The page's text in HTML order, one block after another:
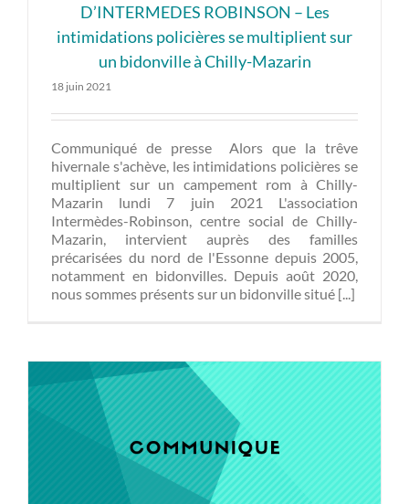
D’INTERMEDES ROBINSON – Les
intimidations policières se multiplient sur
un bidonville à Chilly-Mazarin
18 juin 2021
Communiqué de presse Alors que la trêve
hivernale s'achève, les intimidations policières se
multiplient sur un campement rom à Chilly-
Mazarin lundi 7 juin 2021 L'association
Intermèdes-Robinson, centre social de Chilly-
Mazarin, intervient auprès des familles
précarisées du nord de l'Essonne depuis 2005,
notamment en bidonvilles. Depuis août 2020,
nous sommes présents sur un bidonville situé [...]